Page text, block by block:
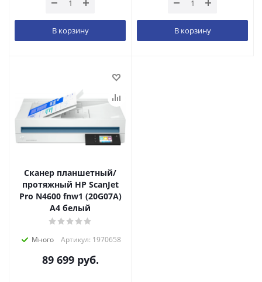
В корзину В корзину
Сканер планшетный/
протяжный HP ScanJet
Pro N4600 fnw1 (20G07A)
A4 белый
Много Артикул: 1970658
89 699руб.